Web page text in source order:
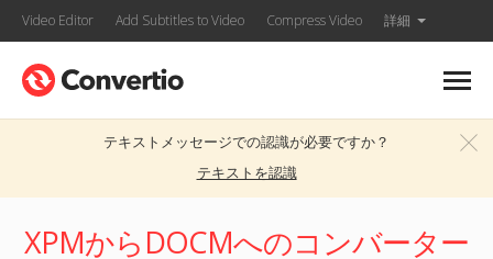
Video Editor Add Subtitles to Video Compress Video 詳細
テキストメッセージでの認識が必要ですか？
テキストを認識
XPMからDOCMへのコンバーター